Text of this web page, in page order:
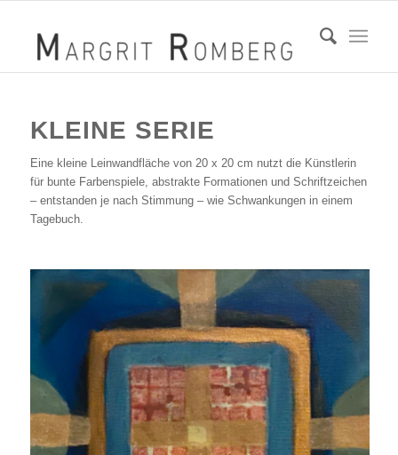
KLEINE SERIE
Eine kleine Leinwandfläche von 20 x 20 cm nutzt die Künstlerin
für bunte Farbenspiele, abstrakte Formationen und Schriftzeichen
– entstanden je nach Stimmung – wie Schwankungen in einem
Tagebuch.